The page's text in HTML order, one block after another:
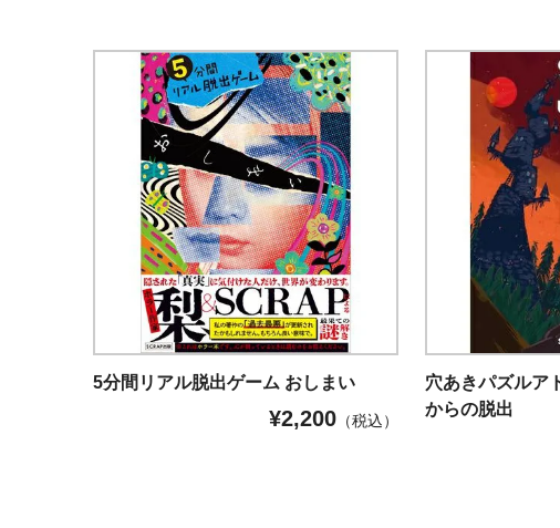
5分間リアル脱出ゲーム おしまい
¥2,200（税込）
穴あきパズルア
からの脱出